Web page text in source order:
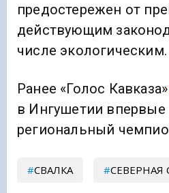
предостережен от
действующим
числе экологическим.
Ранее «Голос Кавказа»
в Ингушетии впервые
региональный
СВАЛКА СЕВЕРНАЯ